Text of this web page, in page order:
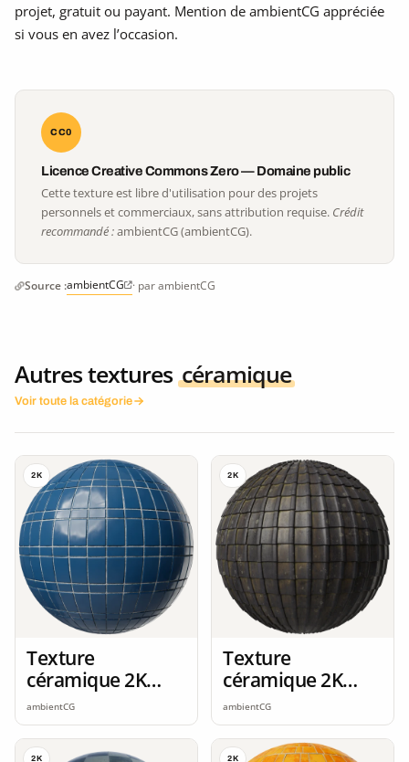
projet, gratuit ou payant. Mention de ambientCG appréciée
si vous en avez l’occasion.
CC0
Licence Creative Commons Zero — Domaine public
Cette texture est libre d'utilisation pour des projets
personnels et commerciaux, sans attribution requise. Crédit
recommandé :ambientCG (ambientCG).
Source :ambientCG · par ambientCG
Autres textures céramique
Voir toute la catégorie
2K
Texture
céramique 2K
seamless
ambientCG
2K
Texture
céramique 2K
seamless
ambientCG
2K 2K